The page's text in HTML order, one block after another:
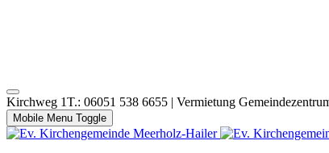
Kirchweg 1T.: 06051 538 6655 | Vermietung
Mobile Menu Toggle